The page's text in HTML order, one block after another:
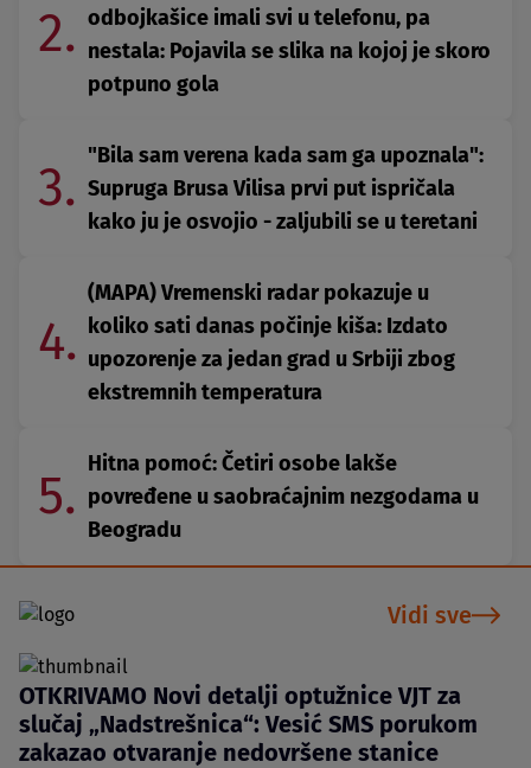
2. odbojkašice imali svi u telefonu, pa
nestala: Pojavila se slika na kojoj je skoro
potpuno gola
3.
"Bila sam verena kada sam ga upoznala":
Supruga Brusa Vilisa prvi put ispričala
kako ju je osvojio - zaljubili se u teretani
4.
(MAPA) Vremenski radar pokazuje u
koliko sati danas počinje kiša: Izdato
upozorenje za jedan grad u Srbiji zbog
ekstremnih temperatura
5.
Hitna pomoć: Četiri osobe lakše
povređene u saobraćajnim nezgodama u
Beogradu
Vidi sve
OTKRIVAMO Novi detalji optužnice VJT za
slučaj „Nadstrešnica“: Vesić SMS porukom
zakazao otvaranje nedovršene stanice